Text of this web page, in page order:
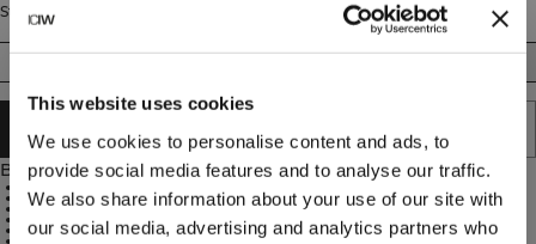
This website uses cookies
We use cookies to personalise content and ads, to
provide social media features and to analyse our traffic.
We also share information about your use of our site with
our social media, advertising and analytics partners who
Størrelse
LEGG I HANDLEKURVEN
Beskrivelse
Synlig elastisk linning med innvendig snøring
ICIW-reflekslogo
Åpne lommer foran
Middels midje